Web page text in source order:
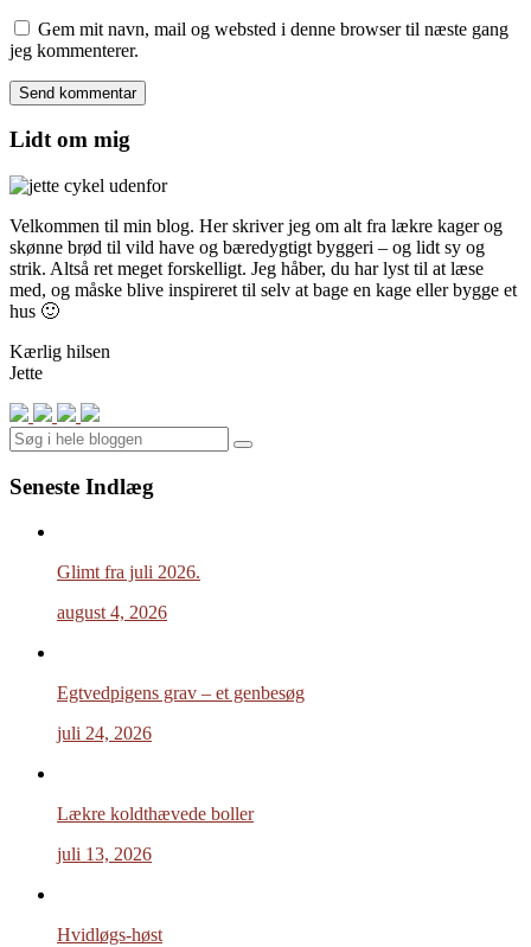
Gem mit navn, mail og websted i denne browser til næste gang
jeg kommenterer.
Lidt om mig
Velkommen til min blog. Her skriver jeg om alt fra lækre kager og
skønne brød til vild have og bæredygtigt byggeri – og lidt sy og
strik. Altså ret meget forskelligt. Jeg håber, du har lyst til at læse
med, og måske blive inspireret til selv at bage en kage eller bygge et
hus 🙂
Kærlig hilsen
Jette
Search
Seneste Indlæg
Glimt fra juli 2026.
august 4, 2026
Egtvedpigens grav – et genbesøg
juli 24, 2026
Lækre koldthævede boller
juli 13, 2026
Hvidløgs-høst